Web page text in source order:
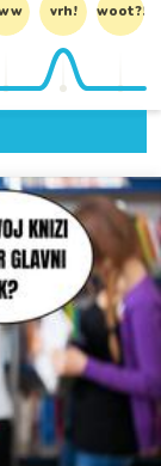
vrh! woot?!